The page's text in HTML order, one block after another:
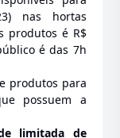
nas hortas
produtos é R$
é das 7h
produtos para
possuem a
limitada de